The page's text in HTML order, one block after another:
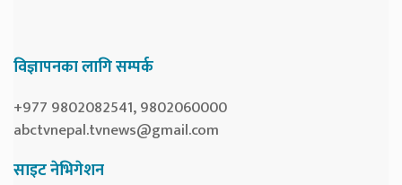
विज्ञापनका लागि सम्पर्क
+977 9802082541, 9802060000
abctvnepal.tvnews@gmail.com
साइट नेभिगेशन